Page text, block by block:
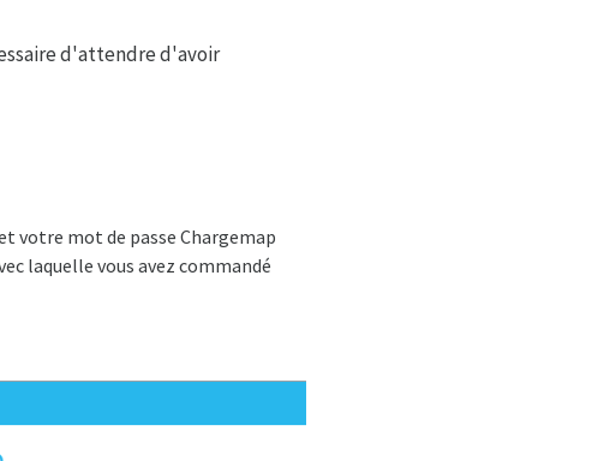
d'attendre d'avoir
votre mot de passe Chargemap
laquelle vous avez commandé